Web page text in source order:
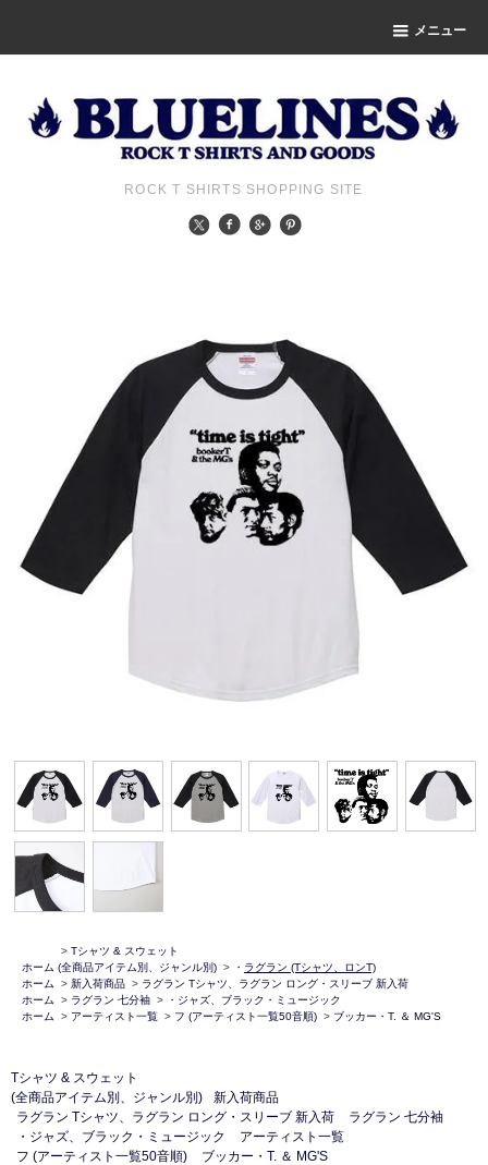
メニュー
ROCK T SHIRTS SHOPPING SITE
ホーム
> Tシャツ & スウェット
(全商品アイテム別、ジャンル別) > ・ ラグラン (Tシャツ、ロンT)
ホーム
> 新入荷商品 > ラグラン Tシャツ、ラグラン ロング・スリーブ 新入荷
ホーム
> ラグラン 七分袖 >
・ジャズ、ブラック・ミュージック
ホーム
> アーティスト一覧 > フ (アーティスト一覧50音順) > ブッカー・T. ＆ MG'S
Tシャツ & スウェット
(全商品アイテム別、ジャンル別)
新入荷商品
ラグラン Tシャツ、ラグラン ロング・スリーブ 新入荷
ラグラン 七分袖
・ジャズ、ブラック・ミュージック
アーティスト一覧
フ (アーティスト一覧50音順)
ブッカー・T. ＆ MG'S